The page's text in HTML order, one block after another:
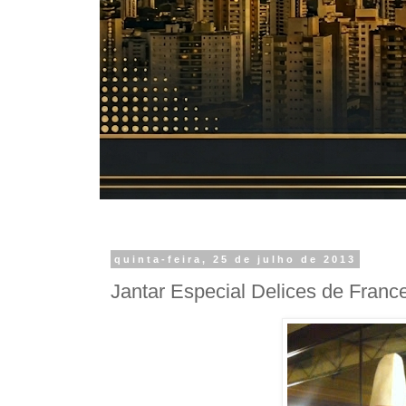
quinta-feira, 25 de julho de 2013
Jantar Especial Delices de